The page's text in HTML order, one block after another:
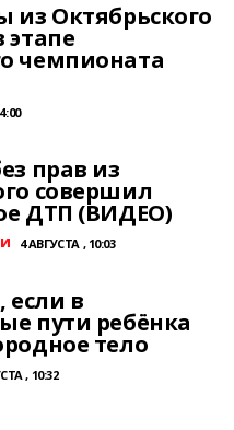
из Октябрьского
этапе
чемпионата
прав из
совершил
ДТП (ВИДЕО)
4 АВГУСТА , 10:03
если в
пути ребёнка
тело
, 10:32